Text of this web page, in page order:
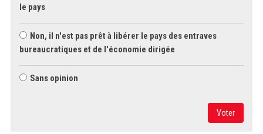
le pays
Non, il n'est pas prêt à libérer le pays des entraves
bureaucratiques et de l'économie dirigée
Sans opinion
Voter